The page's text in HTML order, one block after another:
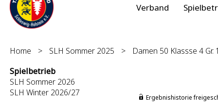
Verband
Home > SLH Sommer 2025 >
Damen 50 Klassse 4 Gr.
Spielbetrieb
SLH Sommer 2026
SLH Winter 2026/27
Ergebnishistorie